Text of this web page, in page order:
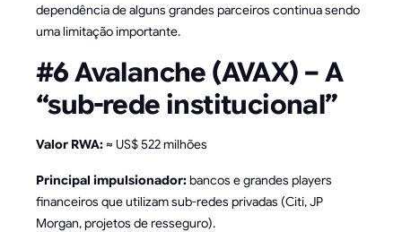
dependência de alguns grandes parceiros continua sendo
uma limitação importante.
#6 Avalanche (AVAX) – A
“sub-rede institucional”
Valor RWA:≈ US$ 522 milhões
Principal impulsionador:bancos e grandes players
financeiros que utilizam sub-redes privadas (Citi, JP
Morgan, projetos de resseguro).